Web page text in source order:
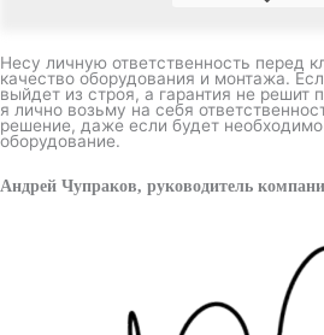
Несу личную ответственность перед
качество оборудования и монтажа.
выйдет из строя, а гарантия не решит
я лично возьму на себя
решение, даже если будет необходимо
оборудование.
Андрей Чупраков, руководитель